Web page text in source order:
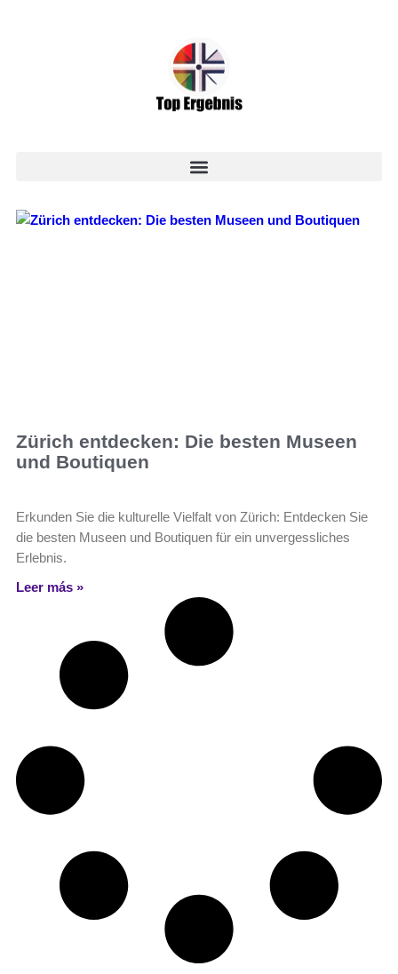
Zürich entdecken: Die besten Museen
und Boutiquen
Erkunden Sie die kulturelle Vielfalt von Zürich: Entdecken Sie
die besten Museen und Boutiquen für ein unvergessliches
Erlebnis.
Leer más »